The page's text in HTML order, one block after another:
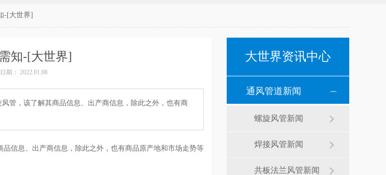
-[大世界]
知-[大世界]
期： 2022.01.08
，该了解其商品信息、出产商信息，除此之外，也有商
品信息、出产商信息，除此之外，也有商品原产地和市场走势等
大世界资讯中心
通风管道新闻
螺旋风管新闻
焊接风管新闻
共板法兰风管新闻